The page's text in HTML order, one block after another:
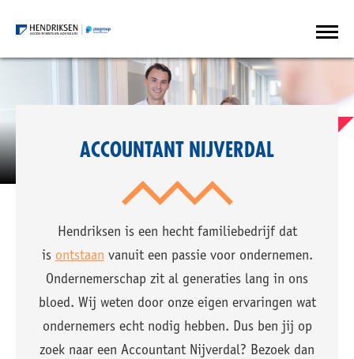
ACCOUNTANT NIJVERDAL
Hendriksen is een hecht familiebedrijf dat
is ontstaan vanuit een passie voor ondernemen.
Ondernemerschap zit al generaties lang in ons
bloed. Wij weten door onze eigen ervaringen wat
ondernemers echt nodig hebben. Dus ben jij op
zoek naar een Accountant Nijverdal? Bezoek dan